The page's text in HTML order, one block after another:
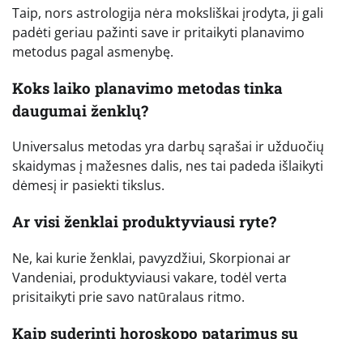
Taip, nors astrologija nėra moksliškai įrodyta, ji gali
padėti geriau pažinti save ir pritaikyti planavimo
metodus pagal asmenybę.
Koks laiko planavimo metodas tinka
daugumai ženklų?
Universalus metodas yra darbų sąrašai ir užduočių
skaidymas į mažesnes dalis, nes tai padeda išlaikyti
dėmesį ir pasiekti tikslus.
Ar visi ženklai produktyviausi ryte?
Ne, kai kurie ženklai, pavyzdžiui, Skorpionai ar
Vandeniai, produktyviausi vakare, todėl verta
prisitaikyti prie savo natūralaus ritmo.
Kaip suderinti horoskopo patarimus su